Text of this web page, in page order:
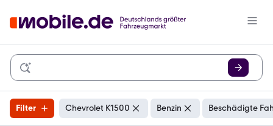
Filter Chevrolet K1500 Benzin Beschädigte